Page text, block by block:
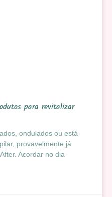
para revitalizar
ondulados ou está
provavelmente já
Acordar no dia